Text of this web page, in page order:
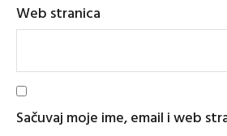
Web stranica
Sačuvaj moje ime, email i web